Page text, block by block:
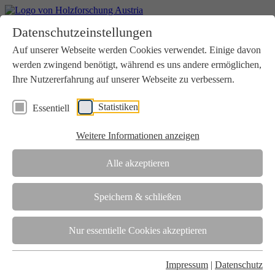
Datenschutzeinstellungen
Auf unserer Webseite werden Cookies verwendet. Einige davon
werden zwingend benötigt, während es uns andere ermöglichen,
Ihre Nutzererfahrung auf unserer Webseite zu verbessern.
Essentiell Statistiken
Weitere Informationen anzeigen
Alle akzeptieren
Speichern & schließen
Nur essentielle Cookies akzeptieren
Impressum | Datenschutz
Aktuelles
Downloads
Kontakt
Login
Verein
Wir unterstützen die Interessen der Holzbranche in enger
Zusammenarbeit mit Wissenschaft und Wirtschaft.
Die Holzforschung Austria ist akkreditierte Prüf-, Inspektions- und
Team
Unsere gesamte Kompetenz ist in unseren Mitarbeiter:innen
gebündelt